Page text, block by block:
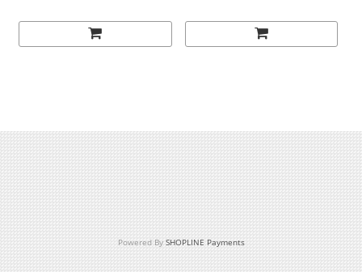
Powered By SHOPLINE Payments